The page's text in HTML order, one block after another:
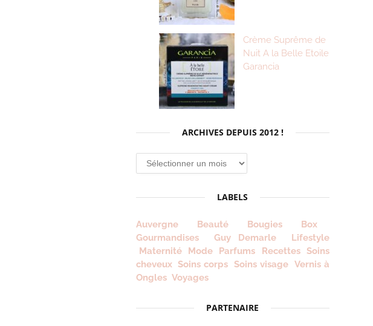
Crème Suprême de
Nuit A la Belle Etoile
Garancia
ARCHIVES DEPUIS 2012 !
Archives
depuis
!
LABELS
Auvergne Beauté Bougies
Box
Gourmandises
Guy Demarle
Lifestyle
Maternité
Mode Parfums Recettes Soins
cheveux Soins corps Soins visage Vernis à
Ongles Voyages
PARTENAIRE